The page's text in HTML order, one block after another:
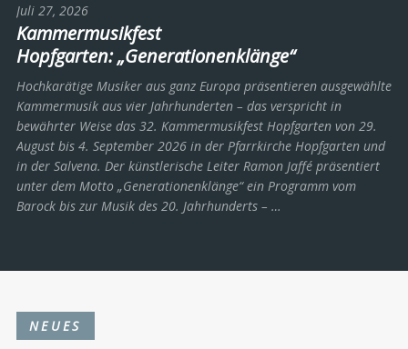
Juli 27, 2026
Kammermusikfest
Hopfgarten: „Generationenklänge“
Hochkarätige Musiker aus ganz Europa präsentieren ausgewählte
Kammermusik aus vier Jahrhunderten – das verspricht in
bewährter Weise das 32. Kammermusikfest Hopfgarten von 29.
August bis 4. September 2026 in der Pfarrkirche Hopfgarten und
in der Salvena. Der künstlerische Leiter Ramon Jaffé präsentiert
unter dem Motto „Generationenklänge“ ein Programm vom
Barock bis zur Musik des 20. Jahrhunderts ­– …
NEUES